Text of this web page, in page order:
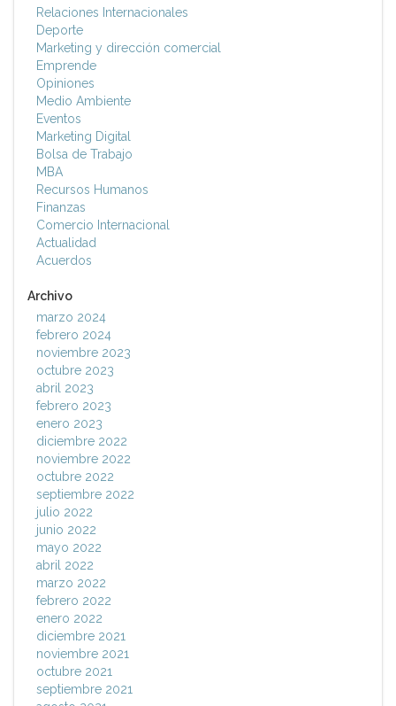
Relaciones Internacionales
Deporte
Marketing y dirección comercial
Emprende
Opiniones
Medio Ambiente
Eventos
Marketing Digital
Bolsa de Trabajo
MBA
Recursos Humanos
Finanzas
Comercio Internacional
Actualidad
Acuerdos
Archivo
marzo 2024
febrero 2024
noviembre 2023
octubre 2023
abril 2023
febrero 2023
enero 2023
diciembre 2022
noviembre 2022
octubre 2022
septiembre 2022
julio 2022
junio 2022
mayo 2022
abril 2022
marzo 2022
febrero 2022
enero 2022
diciembre 2021
noviembre 2021
octubre 2021
septiembre 2021